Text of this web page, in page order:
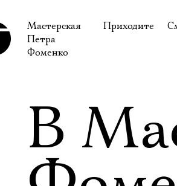
Мастерская
Петра
Фоменко
Приходите
Доступ для
Правила
В